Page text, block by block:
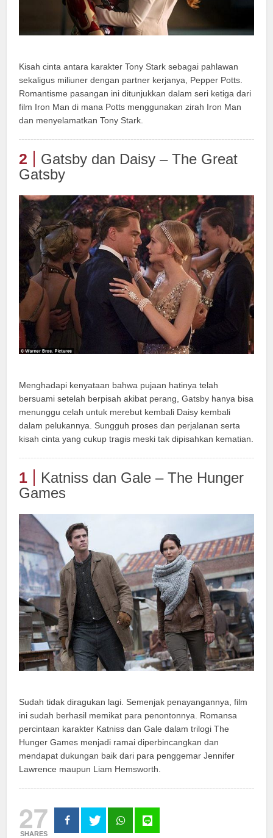
Kisah cinta antara karakter Tony Stark sebagai pahlawan
sekaligus miliuner dengan partner kerjanya, Pepper Potts.
Romantisme pasangan ini ditunjukkan dalam seri ketiga dari
film Iron Man di mana Potts menggunakan zirah Iron Man
dan menyelamatkan Tony Stark.
2
Gatsby dan Daisy – The Great
Gatsby
Menghadapi kenyataan bahwa pujaan hatinya telah
bersuami setelah berpisah akibat perang, Gatsby hanya bisa
menunggu celah untuk merebut kembali Daisy kembali
dalam pelukannya. Sungguh proses dan perjalanan serta
kisah cinta yang cukup tragis meski tak dipisahkan kematian.
1
Katniss dan Gale – The Hunger
Games
Sudah tidak diragukan lagi. Semenjak penayangannya, film
ini sudah berhasil memikat para penontonnya. Romansa
percintaan karakter Katniss dan Gale dalam trilogi The
Hunger Games menjadi ramai diperbincangkan dan
mendapat dukungan baik dari para penggemar Jennifer
Lawrence maupun Liam Hemsworth.
27
SHARES